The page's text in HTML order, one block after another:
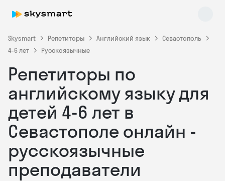
Skysmart Репетиторы Английский язык
Севастополь
4-6 лет
Русскоязычные
Репетиторы по
английскому языку для
детей 4-6 лет в
Севастополе онлайн -
русскоязычные
преподаватели
Skysmart Chat